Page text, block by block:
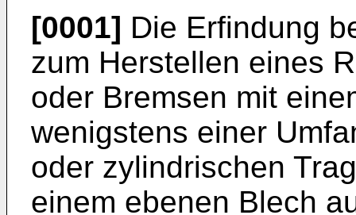
[0001] Die Erfindung
zum Herstellen eines
oder Bremsen mit
wenigstens einer
oder zylindrischen
einem ebenen Blech